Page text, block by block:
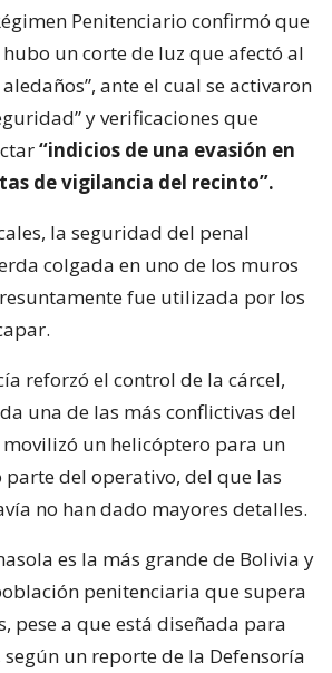
Penitenciario confirmó que
un corte de luz que afectó al
ante el cual se activaron
y verificaciones que
“indicios de una evasión en
de vigilancia del recinto”.
la seguridad del penal
colgada en uno de los muros
fue utilizada por los
reforzó el control de la cárcel,
una de las más conflictivas del
movilizó un helicóptero para un
parte del operativo, del que las
no han dado mayores detalles.
es la más grande de Bolivia y
penitenciaria que supera
pese a que está diseñada para
un reporte de la Defensoría